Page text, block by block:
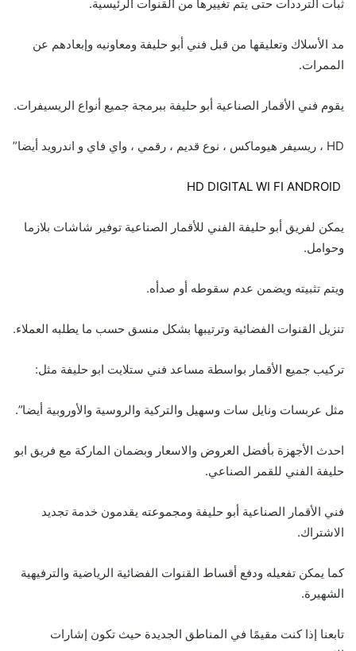
ثبات الترددات حتى يتم تغييرها من القنوات الرئيسية.
مد الأسلاك وتعليقها من قبل فني أبو حليفة ومعاونيه وإبعادهم عن
الممرات.
يقوم فني الأقمار الصناعية أبو حليفة ببرمجة جميع أنواع الريسيفرات.
HD ، ريسيفر هيوماكس ، نوع قديم ، رقمي ، واي فاي و اندرويد أيضا”
يمكن لفريق أبو حليفة الفني للأقمار الصناعية توفير شاشات بلازما
وحوامل.
ويتم تثبيته ويضمن عدم سقوطه أو صدأه.
تنزيل القنوات الفضائية وترتيبها بشكل منسق حسب ما يطلبه العملاء.
تركيب جميع الأقمار بواسطة مساعد فني ستلايت ابو حليفة مثل:
مثل عربسات ونايل سات وسهيل والتركية والروسية والأوروبية أيضا”.
احدث الأجهزة بأفضل العروض والاسعار وبضمان الماركة مع فريق ابو
حليفة الفني للقمر الصناعي.
فني الأقمار الصناعية أبو حليفة ومجموعته يقدمون خدمة تجديد
الاشتراك.
كما يمكن تفعيله ودفع أقساط القنوات الفضائية الرياضية والترفيهية
الشهيرة.
تابعنا إذا كنت مقيمًا في المناطق الجديدة حيث تكون إشارات